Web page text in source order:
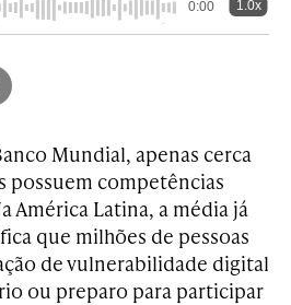
0:00 1.0x
Mundial, apenas cerca
possuem competências
América Latina, a média já
que milhões de pessoas
de vulnerabilidade digital
ou preparo para participar